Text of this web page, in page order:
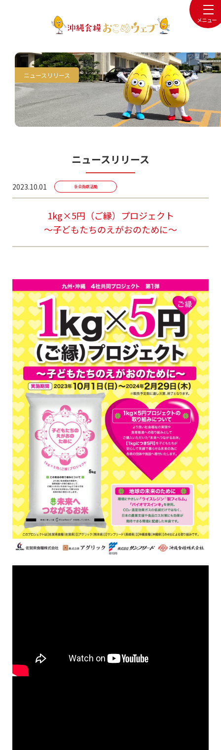
メニュー
ニュースリリース
ニュースリリース
2023.10.01 社会貢献活動
1kg×5円（ご縁）プロジェクト
～子どもたちのえがおのために～